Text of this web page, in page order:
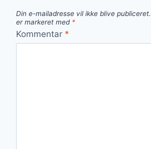
Din e-mailadresse vil ikke blive publiceret.
er markeret med *
Kommentar *